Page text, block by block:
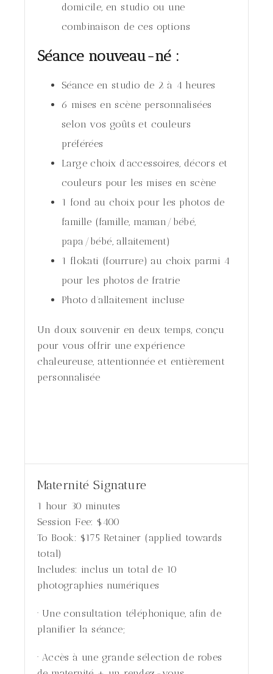
domicile, en studio ou une
combinaison de ces options
Séance nouveau-né :
Séance en studio de 2 à 4 heures
6 mises en scène personnalisées
selon vos goûts et couleurs
préférées
Large choix d’accessoires, décors et
couleurs pour les mises en scène
1 fond au choix pour les photos de
famille (famille, maman/bébé,
papa/bébé, allaitement)
1 flokati (fourrure) au choix parmi 4
pour les photos de fratrie
Photo d’allaitement incluse
Un doux souvenir en deux temps, conçu
pour vous offrir une expérience
chaleureuse, attentionnée et entièrement
personnalisée
Maternité Signature
1 hour 30 minutes
Session Fee: $ 400
To Book: $175 Retainer (applied towards
total)
Includes: inclus un total de 10
photographies numériques
· Une consultation téléphonique, afin de
planifier la séance;
· Accès à une grande sélection de robes